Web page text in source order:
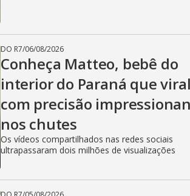
DO R7/06/08/2026
Conheça Matteo, bebê do
interior do Paraná que
com precisão
nos chutes
Os vídeos compartilhados nas redes sociais
ultrapassaram dois milhões de visualizações